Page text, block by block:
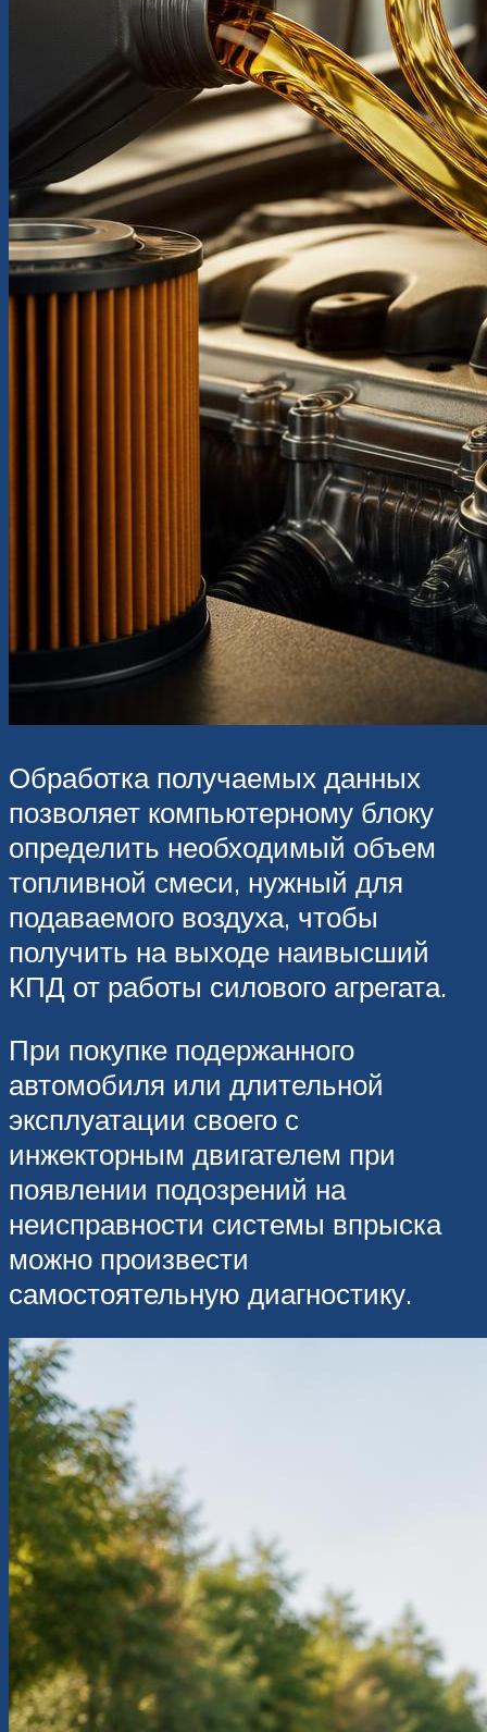
Обработка получаемых данных
позволяет компьютерному блоку
определить необходимый объем
топливной смеси, нужный для
подаваемого воздуха, чтобы
получить на выходе наивысший
КПД от работы силового агрегата.
При покупке подержанного
автомобиля или длительной
эксплуатации своего с
инжекторным двигателем при
появлении подозрений на
неисправности системы впрыска
можно произвести
самостоятельную диагностику.